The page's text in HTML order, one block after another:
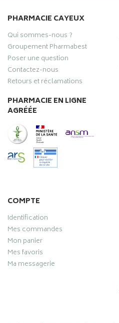
PHARMACIE CAYEUX
Qui sommes-nous ?
Groupement Pharmabest
Poser une question
Contactez-nous
Retours et réclamations
PHARMACIE EN LIGNE
AGRÉÉE
COMPTE
Identification
Mes commandes
Mon panier
Mes favoris
Ma messagerie